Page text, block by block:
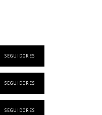
SEGUIDORES
SEGUIDORES
SEGUIDORES